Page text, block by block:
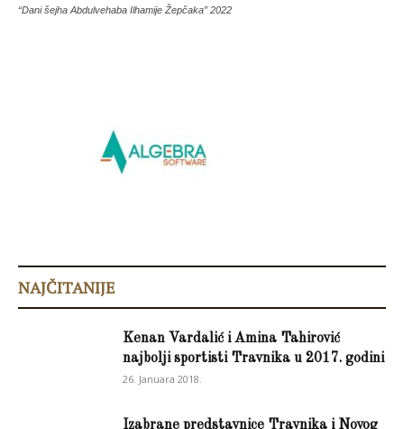
“Dani šejha Abdulvehaba Ilhamije Žepčaka” 2022
NAJČITANIJE
Kenan Vardalić i Amina Tahirović
najbolji sportisti Travnika u 2017. godini
26. Januara 2018.
Izabrane predstavnice Travnika i Novog